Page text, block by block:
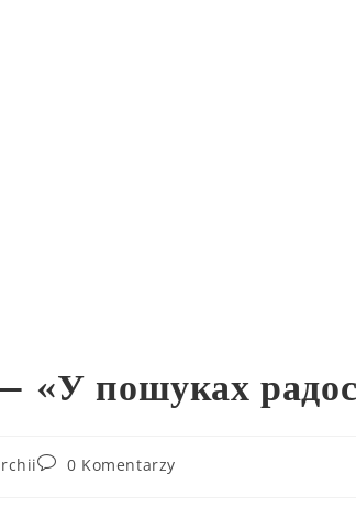
«У пошуках
0 Komentarzy